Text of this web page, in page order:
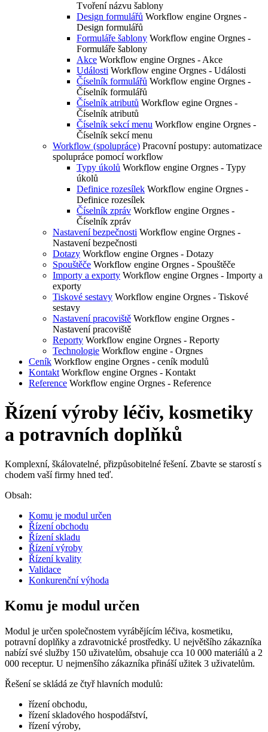
Tvoření názvu šablony
Design formulářů Workflow engine Orgnes -
Design formulářů
Formuláře šablony Workflow engine Orgnes -
Formuláře šablony
Akce Workflow engine Orgnes - Akce
Události Workflow engine Orgnes - Události
Číselník formulářů Workflow engine Orgnes -
Číselník formulářů
Číselník atributů Workflow egine Orgnes -
Číselník atributů
Číselník sekcí menu Workflow engine Orgnes -
Číselník sekcí menu
Workflow (spolupráce) Pracovní postupy: automatizace
spolupráce pomocí workflow
Typy úkolů Workflow engine Orgnes - Typy
úkolů
Definice rozesílek Workflow engine Orgnes -
Definice rozesílek
Číselník zpráv Workflow engine Orgnes -
Číselník zpráv
Nastavení bezpečnosti Workflow engine Orgnes -
Nastavení bezpečnosti
Dotazy Workflow engine Orgnes - Dotazy
Spouštěče Workflow engine Orgnes - Spouštěče
Importy a exporty Workflow engine Orgnes - Importy a
exporty
Tiskové sestavy Workflow engine Orgnes - Tiskové
sestavy
Nastavení pracoviště Workflow engine Orgnes -
Nastavení pracoviště
Reporty Workflow engine Orgnes - Reporty
Technologie Workflow engine - Orgnes
Ceník Workflow engine Orgnes - ceník modulů
Kontakt Workflow engine Orgnes - Kontakt
Reference Workflow engine Orgnes - Reference
Řízení výroby léčiv, kosmetiky
a potravních doplňků
Komplexní, škálovatelné, přizpůsobitelné řešení. Zbavte se starostí s
chodem vaší firmy hned teď.
Obsah:
Komu je modul určen
Řízení obchodu
Řízení skladu
Řízení výroby
Řízení kvality
Validace
Konkurenční výhoda
Komu je modul určen
Modul je určen společnostem vyrábějícím léčiva, kosmetiku,
potravní doplňky a zdravotnické prostředky. U největšího zákazníka
nabízí své služby 150 uživatelům, obsahuje cca 10 000 materiálů a 2
000 receptur. U nejmenšího zákazníka přináší užitek 3 uživatelům.
Řešení se skládá ze čtyř hlavních modulů:
řízení obchodu,
řízení skladového hospodářství,
řízení výroby,